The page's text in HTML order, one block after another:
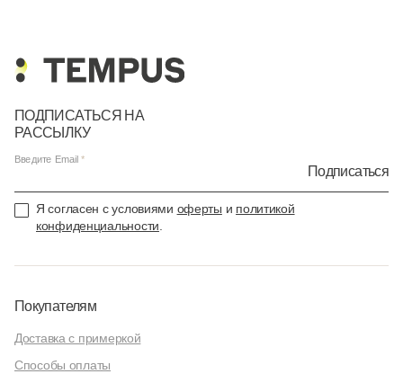
ПОДПИСАТЬСЯ НА
РАССЫЛКУ
Введите Email
Подписаться
Я согласен с условиями оферты и политикой
конфиденциальности
Покупателям
Доставка с примеркой
Способы оплаты